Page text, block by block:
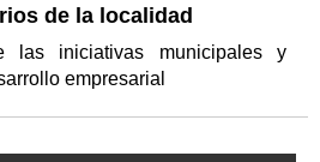
de la localidad
las iniciativas municipales y
empresarial